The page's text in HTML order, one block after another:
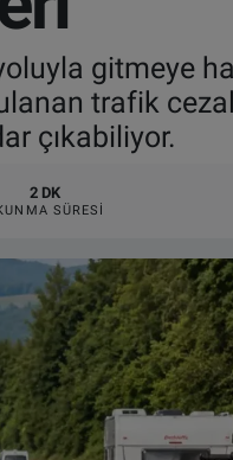
gitmeye
trafik
çıkabiliyor.
2 DK
SÜRESI